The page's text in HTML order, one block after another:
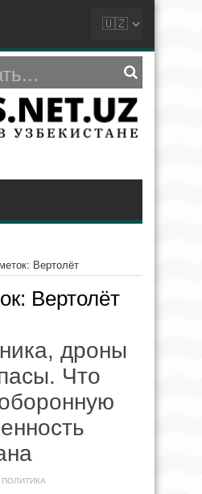
Вертолёт
Вертолёт
дроны
Что
ПОЛИТИКА